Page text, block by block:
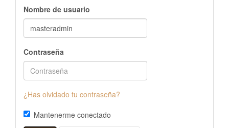
Nombre de usuario
Contraseña
¿Has olvidado tu contraseña?
Mantenerme conectado